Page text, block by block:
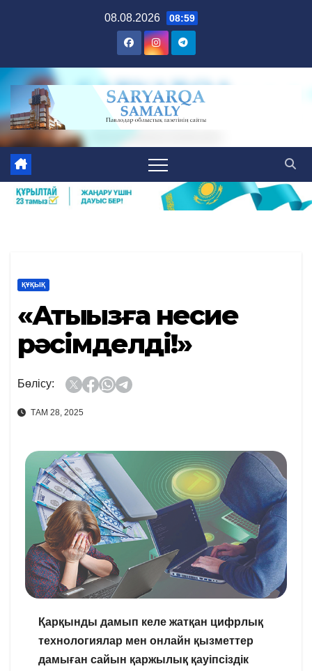
08.08.2026 08:59
ҚҰҚЫҚ
«Атыңызға несие
рәсімделді!»
Бөлісу:
ТАМ 28, 2025
Қарқынды дамып келе жатқан цифрлық
технологиялар мен онлайн қызметтер
дамыған сайын қаржылық қауіпсіздік